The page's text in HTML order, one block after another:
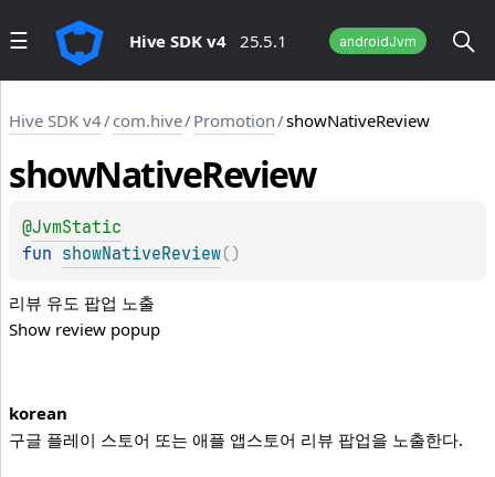
Hive SDK v4 25.5.1 androidJvm
Hive SDK v4/com.hive/Promotion/showNativeReview
showNativeReview
@JvmStatic
fun showNativeReview( )
리뷰 유도 팝업 노출
Show review popup
korean
구글 플레이 스토어 또는 애플 앱스토어 리뷰 팝업을 노출한다.